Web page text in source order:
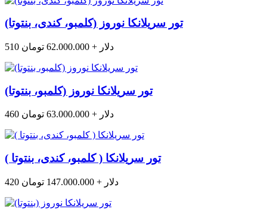
تور سریلانکا نوروز (کلمبو، کندی، بنتوتا)
510 دلار + 62.000.000 تومان
تور سریلانکا نوروز (کلمبو، بنتوتا)
460 دلار + 63.000.000 تومان
تور سریلانکا ( کلمبو، کندی، بنتوتا )
420 دلار + 147.000.000 تومان